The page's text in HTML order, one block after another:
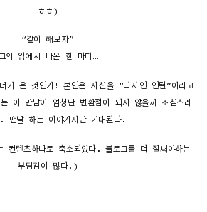
ㅎㅎ)
“같이 해보자”
의 입에서 나온 한 마디…
가 온 것인가! 본인은 자신을 “디자인 인턴”이라고
이 만남이 엄청난 변환점이 되지 않을까 조심스레
. 맨날 하는 이야기지만 기대된다.
텐츠하나로 축소되었다. 블로그를 더 잘써야하는
부담감이 많다.)